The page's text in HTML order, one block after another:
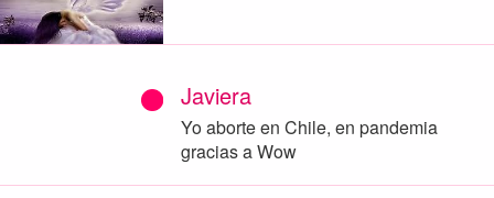
Javiera
Yo aborte en Chile, en pandemia
gracias a Wow